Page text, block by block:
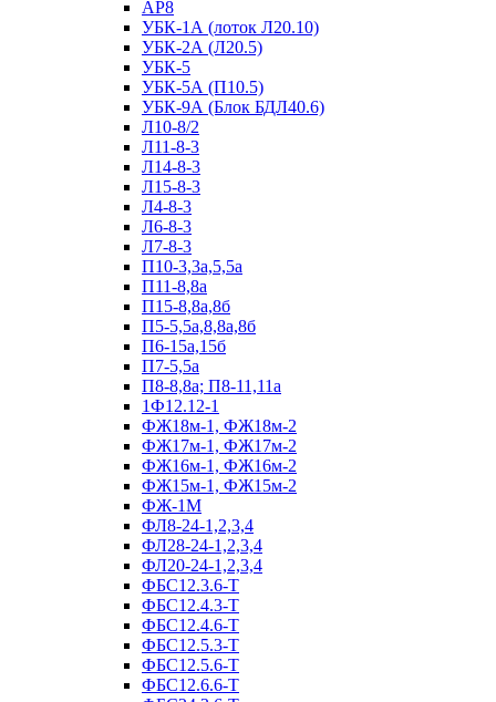
АР8
УБК-1А (лоток Л20.10)
УБК-2А (Л20.5)
УБК-5
УБК-5А (П10.5)
УБК-9А (Блок БДЛ40.6)
Л10-8/2
Л11-8-3
Л14-8-3
Л15-8-3
Л4-8-3
Л6-8-3
Л7-8-3
П10-3,3а,5,5а
П11-8,8а
П15-8,8а,8б
П5-5,5а,8,8а,8б
П6-15а,15б
П7-5,5а
П8-8,8а; П8-11,11а
1Ф12.12-1
ФЖ18м-1, ФЖ18м-2
ФЖ17м-1, ФЖ17м-2
ФЖ16м-1, ФЖ16м-2
ФЖ15м-1, ФЖ15м-2
ФЖ-1М
ФЛ8-24-1,2,3,4
ФЛ28-24-1,2,3,4
ФЛ20-24-1,2,3,4
ФБС12.3.6-Т
ФБС12.4.3-Т
ФБС12.4.6-Т
ФБС12.5.3-Т
ФБС12.5.6-Т
ФБС12.6.6-Т